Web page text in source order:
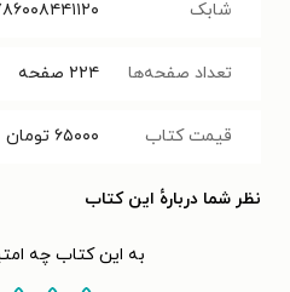
شابک
تعداد صفحه‌ها ۲۲۴ صفحه
قیمت کتاب ۶۵۰۰۰ تومان
نظر شما دربارهٔ این کتاب
به این کتاب چه